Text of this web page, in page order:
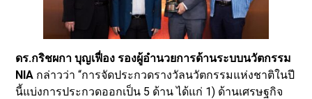
ดร.กริชผกา บุญเฟื่อง รองผู้อำนวยการด้านระบบนวัตกรรม
NIA กล่าวว่า “การจัดประกวดรางวัลนวัตกรรมแห่งชาติในปี
นี้แบ่งการประกวดออกเป็น 5 ด้าน ได้แก่ 1) ด้านเศรษฐกิจ